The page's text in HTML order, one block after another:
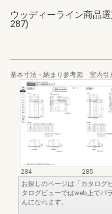
ウッディーライン商品
287)
基本寸法・納まり参考図 室内引
284
285
お探しのページは「カタログ
タログビューではweb上でパ
んになれます。